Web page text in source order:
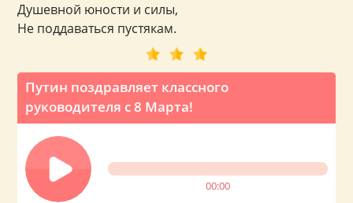
Путин поздравляет классного
руководителя с 8 Марта!
00:00
Душевной юности и силы,
Не поддаваться пустякам.